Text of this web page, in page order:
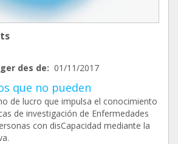
des de: 01/11/2017
que no pueden
de lucro que impulsa el conocimiento
de investigación de Enfermedades
con disCapacidad mediante la